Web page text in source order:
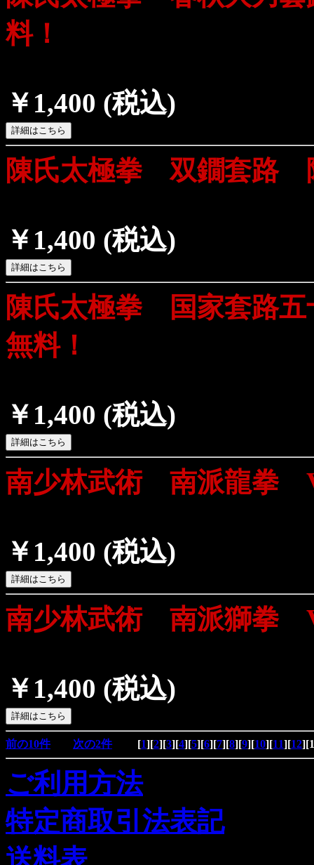
料！
￥1,400 (税込)
陳氏太極拳 双鐗套
￥1,400 (税込)
陳氏太極拳 国家套
無料！
￥1,400 (税込)
南少林武術 南派龍拳
￥1,400 (税込)
南少林武術 南派獅拳
￥1,400 (税込)
前の10件 次の2件[1][2][3][4][5][6][7][8][9][10][11][12][
ご利用方法
特定商取引法表記